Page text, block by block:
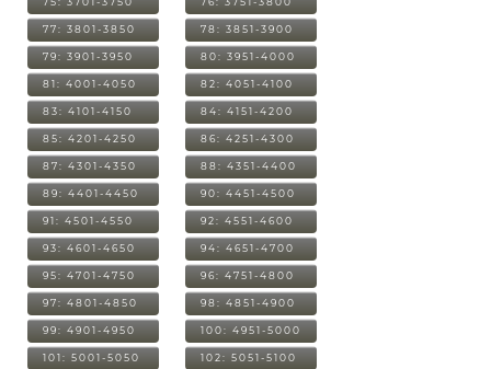
77: 3801-3850 78: 3851-3900
79: 3901-3950 80: 3951-4000
81: 4001-4050 82: 4051-4100
83: 4101-4150 84: 4151-4200
85: 4201-4250 86: 4251-4300
87: 4301-4350 88: 4351-4400
89: 4401-4450 90: 4451-4500
91: 4501-4550 92: 4551-4600
93: 4601-4650 94: 4651-4700
95: 4701-4750 96: 4751-4800
97: 4801-4850 98: 4851-4900
99: 4901-4950 100: 4951-5000
101: 5001-5050 102: 5051-5100